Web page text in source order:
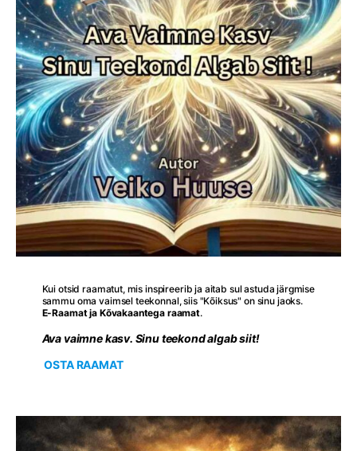
Kui otsid raamatut, mis inspireerib ja aitab sul astuda järgmise
sammu oma vaimsel teekonnal, siis "Kõiksus" on sinu jaoks.
E-Raamat ja Kõvakaantega raamat.
Ava vaimne kasv. Sinu teekond algab siit!
OSTA RAAMAT